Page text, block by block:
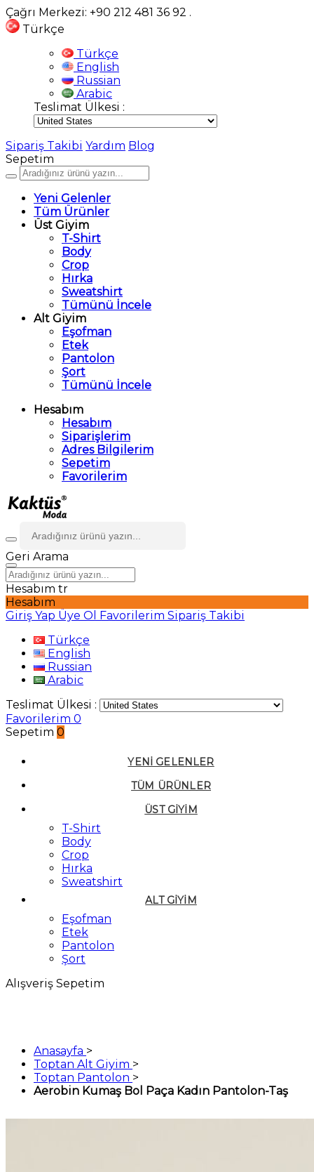
Çağrı Merkezi: +90 212 481 36 92 .
Türkçe
Türkçe
English
Russian
Arabic
Teslimat Ülkesi :
Sipariş Takibi Yardım Blog
Sepetim
Yeni Gelenler
Tüm Ürünler
Üst Giyim
T-Shirt
Body
Crop
Hırka
Sweatshirt
Tümünü İncele
Alt Giyim
Eşofman
Etek
Pantolon
Şort
Tümünü İncele
Hesabım
Hesabım
Siparişlerim
Adres Bilgilerim
Sepetim
Favorilerim
Geri Arama
Hesabım tr
Hesabım
Giriş Yap Üye Ol Favorilerim Sipariş Takibi
Türkçe
English
Russian
Arabic
Teslimat Ülkesi :
Favorilerim 0
Sepetim 0
YENI GELENLER
TÜM ÜRÜNLER
ÜST GIYIM
T-Shirt
Body
Crop
Hırka
Sweatshirt
ALT GIYIM
Eşofman
Etek
Pantolon
Şort
Alışveriş Sepetim
Anasayfa >
Toptan Alt Giyim >
Toptan Pantolon >
Aerobin Kumaş Bol Paça Kadın Pantolon-Taş